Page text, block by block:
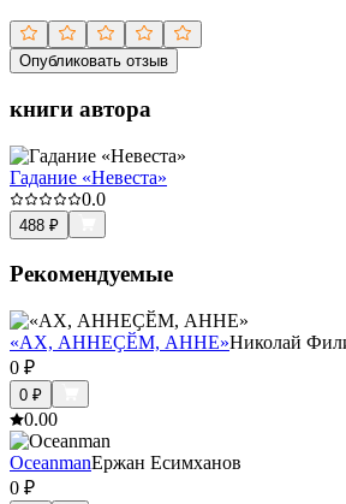
Опубликовать отзыв
книги автора
Гадание «Невеста»
0.0
488 ₽
Рекомендуемые
«АХ, АННЕҪӖМ, АННЕ»Николай
0 ₽
0 ₽
0.00
OceanmanЕржан Есимханов
0 ₽